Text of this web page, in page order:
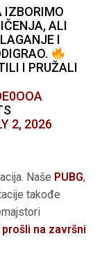
IZBORIMO
ALI
I
I PRUŽALI
2, 2026
Naše PUBG,
takođe
na završni